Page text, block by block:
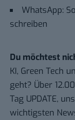
WhatsApp:
schreiben
Du möchtest
KI, Green Tech
geht? Über
Tag UPDATE,
wichtigsten